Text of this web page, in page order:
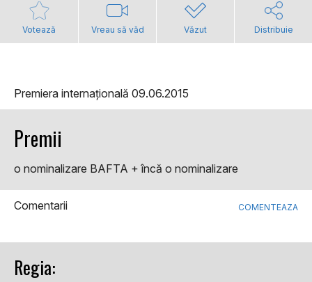
Votează Vreau să văd Văzut Distribuie
Premiera internațională 09.06.2015
Premii
o nominalizare BAFTA + încă o nominalizare
Comentarii COMENTEAZA
Regia: